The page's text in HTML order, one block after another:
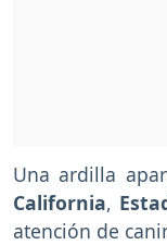
Una ardilla
California,
atención de